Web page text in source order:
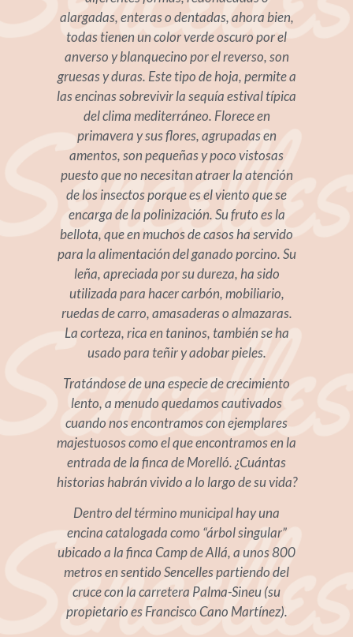
alargadas, enteras o dentadas, ahora bien,
todas tienen un color verde oscuro por el
anverso y blanquecino por el reverso, son
gruesas y duras. Este tipo de hoja, permite a
las encinas sobrevivir la sequía estival típica
del clima mediterráneo. Florece en
primavera y sus flores, agrupadas en
amentos, son pequeñas y poco vistosas
puesto que no necesitan atraer la atención
de los insectos porque es el viento que se
encarga de la polinización. Su fruto es la
bellota, que en muchos de casos ha servido
para la alimentación del ganado porcino. Su
leña, apreciada por su dureza, ha sido
utilizada para hacer carbón, mobiliario,
ruedas de carro, amasaderas o almazaras.
La corteza, rica en taninos, también se ha
usado para teñir y adobar pieles.
Tratándose de una especie de crecimiento
lento, a menudo quedamos cautivados
cuando nos encontramos con ejemplares
majestuosos como el que encontramos en la
entrada de la finca de Morelló. ¿Cuántas
historias habrán vivido a lo largo de su vida?
Dentro del término municipal hay una
encina catalogada como “árbol singular”
ubicado a la finca Camp de Allá, a unos 800
metros en sentido Sencelles partiendo del
cruce con la carretera Palma-Sineu (su
propietario es Francisco Cano Martínez).